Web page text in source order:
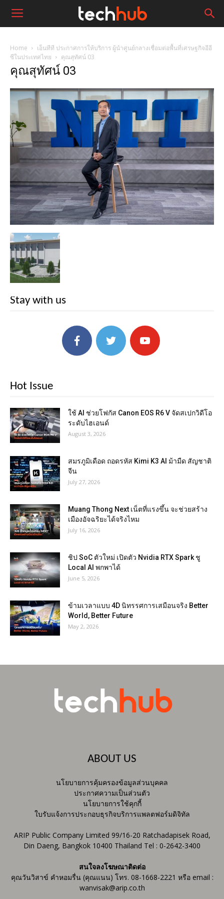
Home
เอ็นทีที ประกาศการให้บริการ ผู้นำศูนย์กลางเชื่อมต่อพื้นที่เศรษฐกิจอีอี
ซีในประเทศไทย
คุณสุทัศน์ 03
คุณสุทัศน์ 03
Stay with us
Hot Issue
ใช้ AI ช่วยโฟกัส Canon EOS R6 V จัดสเปกวิดีโอ
ระดับไฮเอนด์
August 3, 2026
สมรภูมิเดือด ถอดรหัส Kimi K3 AI ม้ามืด สัญชาติ
จีน
July 27, 2026
Muang Thong Next เน็ตที่แรงขึ้น จะช่วยสร้าง
เมืองอัจฉริยะได้จริงไหม
July 16, 2026
ชิป SoC ตัวใหม่ เปิดตัว Nvidia RTX Spark ชู
Local AI พกพาได้
June 5, 2026
ข้ามเวลาแบบ 4D นิทรรศการเสมือนจริง Better
World, Better Future
May 2, 2026
ABOUT US
นโยบายการคุ้มครองข้อมูลส่วนบุคคล
ประกาศความเป็นส่วนตัว
นโยบายการใช้คุกกี้
ใบรับแจ้งการประกอบธุรกิจบริการแพลตฟอร์มดิจิทัล
ARIP Public Company Limited 99/16-20 Ratchadapisek Road,
Din Daeng, Bangkok 10400 Thailand Tel : 0-2642-3400
สนใจลงโฆษณาติดต่อ
คุณวันวิสาข์ คำหอมรื่น (คุณแนน) โทร. 08-1668-2221 หรือ email :
wanvisak@arip.co.th